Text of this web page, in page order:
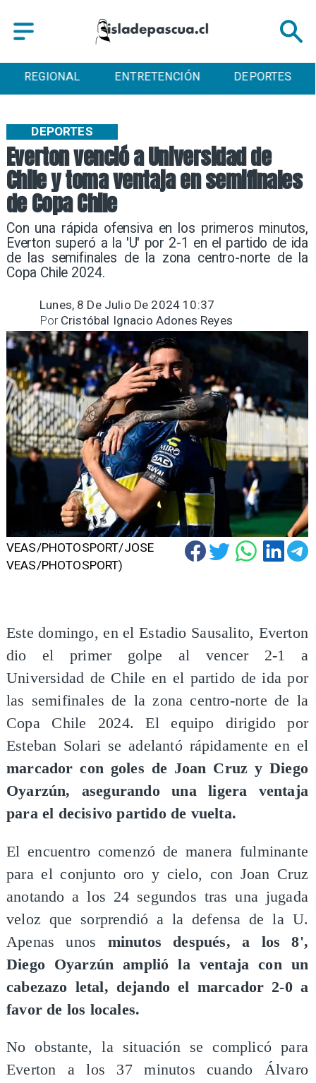
ENTRETENCIÓN DEPORTES
Everton venció a Universidad de
Chile y toma ventaja en semifinales
de Copa Chile
​Con una rápida ofensiva en los primeros minutos,
Everton superó a la 'U' por 2-1 en el partido de ida
de las semifinales de la zona centro-norte de la
Copa Chile 2024.
DEPORTES
Lunes, 8 De Julio De 2024 10:37
Cristóbal Ignacio Adones Reyes
Por
EFE (JOSE
VEAS/PHOTOSPORT/JOSE
VEAS/PHOTOSPORT)
Este domingo, en el Estadio Sausalito, Everton
dio el primer golpe al vencer 2-1 a
Universidad de Chile en el partido de ida por
las semifinales de la zona centro-norte de la
Copa Chile 2024. El equipo dirigido por
Esteban Solari se adelantó rápidamente en el
marcador con goles de Joan Cruz y Diego
Oyarzún, asegurando una ligera ventaja
para el decisivo partido de vuelta.
El encuentro comenzó de manera fulminante
para el conjunto oro y cielo, con Joan Cruz
anotando a los 24 segundos tras una jugada
veloz que sorprendió a la defensa de la U.
Apenas unos minutos después, a los 8',
Diego Oyarzún amplió la ventaja con un
cabezazo letal, dejando el marcador 2-0 a
favor de los locales.
No obstante, la situación se complicó para
Everton a los 37 minutos cuando Álvaro